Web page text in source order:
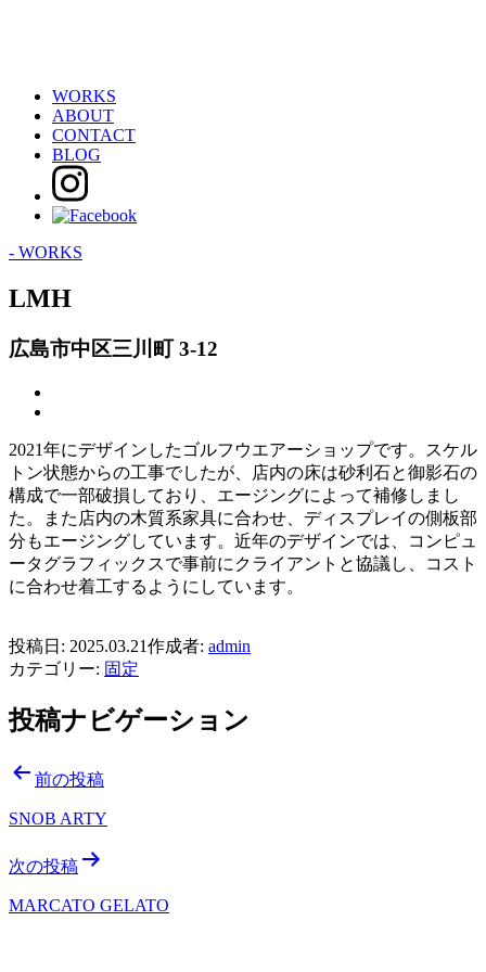
WORKS
ABOUT
CONTACT
BLOG
- WORKS
LMH
広島市中区三川町 3-12
2021年にデザインしたゴルフウエアーショップです。スケル
トン状態からの工事でしたが、店内の床は砂利石と御影石の
構成で一部破損しており、エージングによって補修しまし
た。また店内の木質系家具に合わせ、ディスプレイの側板部
分もエージングしています。近年のデザインでは、コンピュ
ータグラフィックスで事前にクライアントと協議し、コスト
に合わせ着工するようにしています。
投稿日: 2025.03.21作成者: admin
カテゴリー: 固定
投稿ナビゲーション
前の投稿
SNOB ARTY
次の投稿
MARCATO GELATO